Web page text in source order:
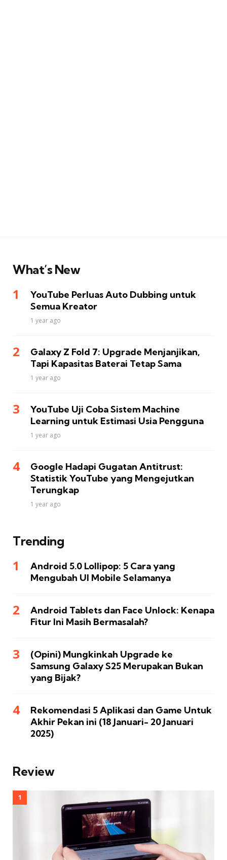
What’s New
YouTube Perluas Auto Dubbing untuk
Semua Kreator
1 year ago
Galaxy Z Fold 7: Upgrade Menjanjikan,
Tapi Kapasitas Baterai Tetap Sama
1 year ago
YouTube Uji Coba Sistem Machine
Learning untuk Estimasi Usia Pengguna
1 year ago
Google Hadapi Gugatan Antitrust:
Statistik YouTube yang Mengejutkan
Terungkap
1 year ago
Trending
Android 5.0 Lollipop: 5 Cara yang
Mengubah UI Mobile Selamanya
Android Tablets dan Face Unlock: Kenapa
Fitur Ini Masih Bermasalah?
(Opini) Mungkinkah Upgrade ke
Samsung Galaxy S25 Merupakan Bukan
yang Bijak?
Rekomendasi 5 Aplikasi dan Game Untuk
Akhir Pekan ini (18 Januari- 20 Januari
2025)
Review